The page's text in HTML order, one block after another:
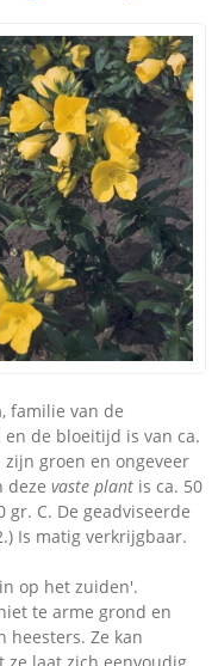
, familie van de
de bloeitijd is van ca.
groen en ongeveer
deze vaste plant is ca. 50
C. De geadviseerde
Is matig verkrijgbaar.
op het zuiden'.
te arme grond en
heesters. Ze kan